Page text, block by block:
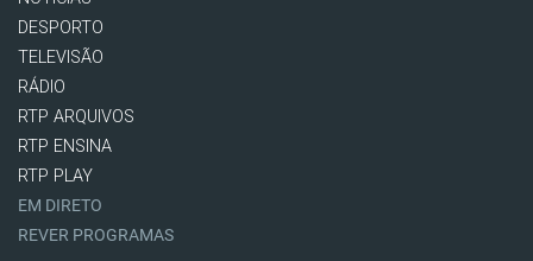
DESPORTO
TELEVISÃO
RÁDIO
RTP ARQUIVOS
RTP ENSINA
RTP PLAY
EM DIRETO
REVER PROGRAMAS